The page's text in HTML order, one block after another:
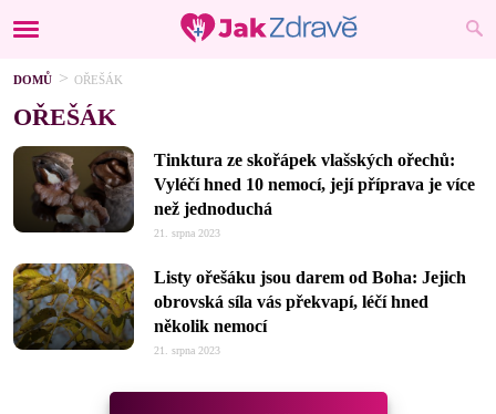
DOMŮ OŘEŠÁK
OŘEŠÁK
Tinktura ze skořápek vlašských ořechů:
Vyléčí hned 10 nemocí, její příprava je více
než jednoduchá
21. srpna 2023
Listy ořešáku jsou darem od Boha: Jejich
obrovská síla vás překvapí, léčí hned
několik nemocí
21. srpna 2023